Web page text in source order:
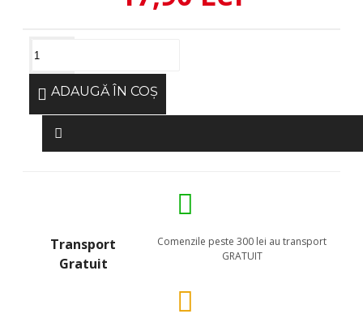
ADAUGĂ ÎN COŞ
Transport
Gratuit
Comenzile peste 300 lei au transport
GRATUIT